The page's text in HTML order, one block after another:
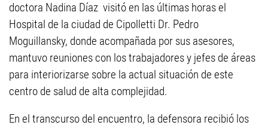
doctora Nadina Díaz visitó en las últimas horas el
Hospital de la ciudad de Cipolletti Dr. Pedro
Moguillansky, donde acompañada por sus asesores,
mantuvo reuniones con los trabajadores y jefes de áreas
para interiorizarse sobre la actual situación de este
centro de salud de alta complejidad.
En el transcurso del encuentro, la defensora recibió los